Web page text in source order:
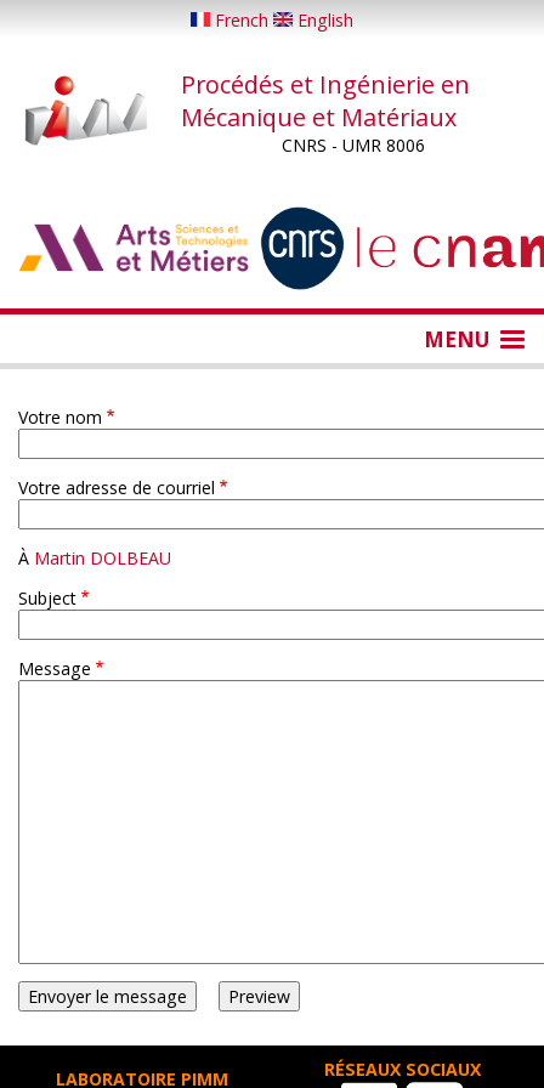
principal
French English
Procédés et Ingénierie en
Mécanique et Matériaux
CNRS - UMR 8006
MENU
Votre nom
Votre adresse de courriel
À Martin DOLBEAU
Subject
Message
LABORATOIRE PIMM RÉSEAUX SOCIAUX